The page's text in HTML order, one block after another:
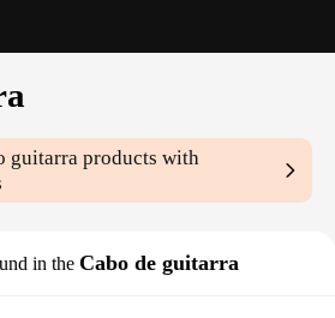
guitarra products with
in the Cabo de guitarra